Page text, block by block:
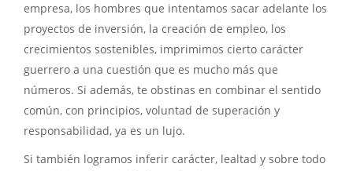
empresa, los hombres que intentamos sacar adelante los
proyectos de inversión, la creación de empleo, los
crecimientos sostenibles, imprimimos cierto carácter
guerrero a una cuestión que es mucho más que
números. Si además, te obstinas en combinar el sentido
común, con principios, voluntad de superación y
responsabilidad, ya es un lujo.
Si también logramos inferir carácter, lealtad y sobre todo